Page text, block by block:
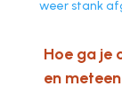
Hoe ga je
en